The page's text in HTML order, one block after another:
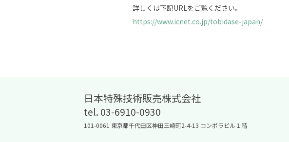
詳しくは下記URLをご覧ください。
https://www.icnet.co.jp/tobidase-japan/
日本特殊技術販売株式会社
tel. 03-6910-0930
101-0061 東京都千代田区神田三崎町2-4-13 コンポラビル１階